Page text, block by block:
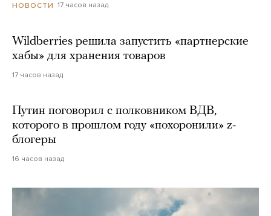
НОВОСТИ 17 часов назад
Wildberries решила запустить «партнерские
хабы» для хранения товаров
17 часов назад
Путин поговорил с полковником ВДВ,
которого в прошлом году «похоронили» z-
блогеры
16 часов назад